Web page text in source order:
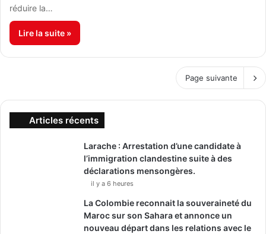
réduire la…
Lire la suite »
Page suivante
Articles récents
Larache : Arrestation d’une candidate à
l’immigration clandestine suite à des
déclarations mensongères.
il y a 6 heures
La Colombie reconnait la souveraineté du
Maroc sur son Sahara et annonce un
nouveau départ dans les relations avec le